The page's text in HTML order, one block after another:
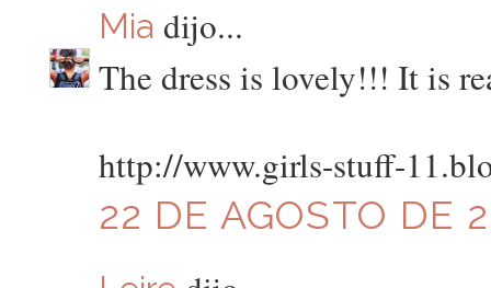
Mia dijo...
The dress is lovely!!! It is
http://www.girls-stuff-
22 DE AGOSTO DE